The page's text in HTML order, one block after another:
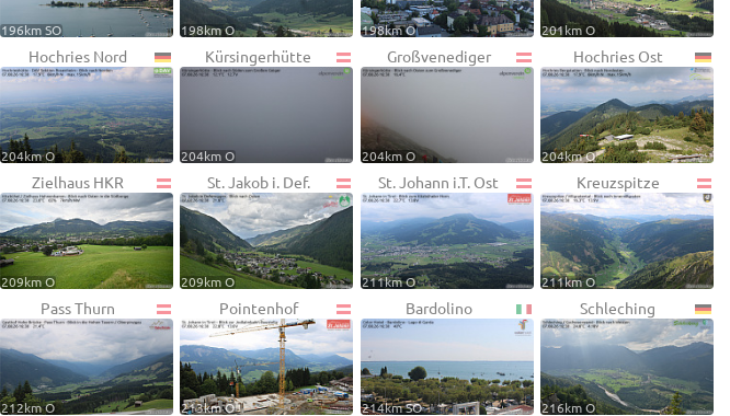
196km SO 198km O 198km O 201km O
Hochries Nord
204km O
Kürsingerhütte
204km O
Großvenediger
204km O
Hochries Ost
204km O
Zielhaus HKR
209km O
St. Jakob i. Def.
209km O
St. Johann i.T. Ost
211km O
Kreuzspitze
211km O
Pass Thurn
212km O
Pointenhof
213km O
Bardolino
214km SO
Schleching
216km O